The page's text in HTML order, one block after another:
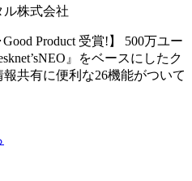
ル株式会社
Product 受賞!】 500万ユー
』をベースにしたク
共有に便利な26機能がついて